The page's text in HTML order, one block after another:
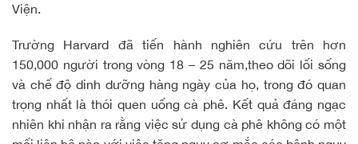
Viện.
Trường Harvard đã tiến hành nghiên cứu trên hơn
150,000 người trong vòng 18 – 25 năm,theo dõi lối sống
và chế độ dinh dưỡng hàng ngày của họ, trong đó quan
trọng nhất là thói quen uống cà phê. Kết quả đáng ngạc
nhiên khi nhận ra rằng việc sử dụng cà phê không có một